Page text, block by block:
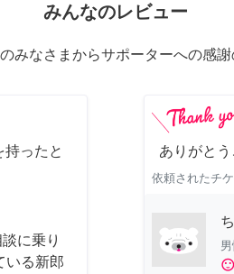
みんなのレビュー
みなさまからサポーターへの感
ったと
に乗り
いる新郎
ありがとう
依頼されたチ
sentiment_satisfied